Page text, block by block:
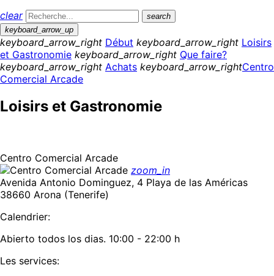
clear
search
keyboard_arrow_up
keyboard_arrow_right Début keyboard_arrow_right Loisirs
et Gastronomie keyboard_arrow_right Que faire?
keyboard_arrow_right Achats keyboard_arrow_rightCentro
Comercial Arcade
Loisirs et Gastronomie
Centro Comercial Arcade
zoom_in
Avenida Antonio Dominguez, 4 Playa de las Américas
38660 Arona (Tenerife)
Calendrier:
Abierto todos los dias. 10:00 - 22:00 h
Les services: